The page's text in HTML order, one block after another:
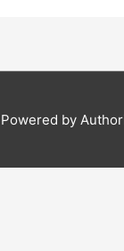
Powered by